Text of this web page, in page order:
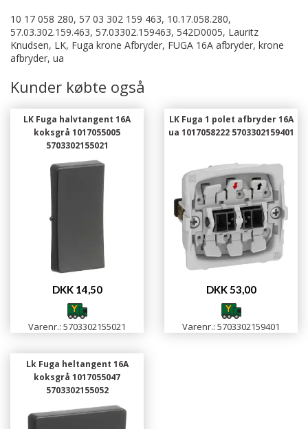
10 17 058 280, 57 03 302 159 463, 10.17.058.280,
57.03.302.159.463, 57.03302.159463, 542D0005, Lauritz
Knudsen, LK, Fuga krone Afbryder, FUGA 16A afbryder, krone
afbryder, ua
Kunder købte også
LK Fuga halvtangent 16A
koksgrå 1017055005
5703302155021
DKK 14,50
Varenr.: 5703302155021
LK Fuga 1 polet afbryder 16A
ua 1017058222 5703302159401
DKK 53,00
Varenr.: 5703302159401
Lk Fuga heltangent 16A
koksgrå 1017055047
5703302155052